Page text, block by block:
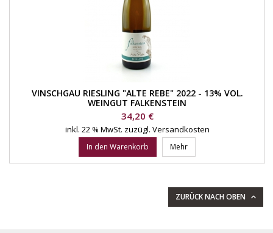
VINSCHGAU RIESLING "ALTE REBE" 2022 - 13% VOL.
WEINGUT FALKENSTEIN
Preis
34,20 €
inkl. 22 % MwSt. zuzügl. Versandkosten
In den Warenkorb Mehr
ZURÜCK NACH OBEN 